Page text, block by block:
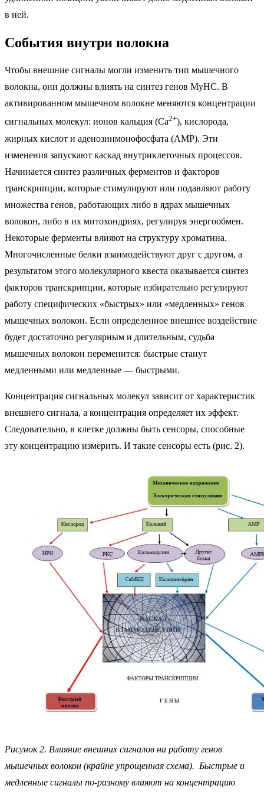
в ней.
События внутри волокна
Чтобы внешние сигналы могли изменить тип мышечного
волокна, они должны влиять на синтез генов MyHC. В
активированном мышечном волокне меняются концентрации
сигнальных молекул: ионов кальция (Са2+), кислорода,
жирных кислот и аденозинмонофосфата (АМР). Эти
изменения запускают каскад внутриклеточных процессов.
Начинается синтез различных ферментов и факторов
транскрипции, которые стимулируют или подавляют работу
множества генов, работающих либо в ядрах мышечных
волокон, либо в их митохондриях, регулируя энергообмен.
Некоторые ферменты влияют на структуру хроматина.
Многочисленные белки взаимодействуют друг с другом, а
результатом этого молекулярного квеста оказывается синтез
факторов транскрипции, которые избирательно регулируют
работу специфических «быстрых» или «медленных» генов
мышечных волокон. Если определенное внешнее воздействие
будет достаточно регулярным и длительным, судьба
мышечных волокон переменится: быстрые станут
медленными или медленные — быстрыми.
Концентрация сигнальных молекул зависит от характеристик
внешнего сигнала, а концентрация определяет их эффект.
Следовательно, в клетке должны быть сенсоры, способные
эту концентрацию измерить. И такие сенсоры есть (рис. 2).
Рисунок 2. Влияние внешних сигналов на работу генов
мышечных волокон (крайне упрощенная схема). Быстрые и
медленные сигналы по-разному влияют на концентрацию